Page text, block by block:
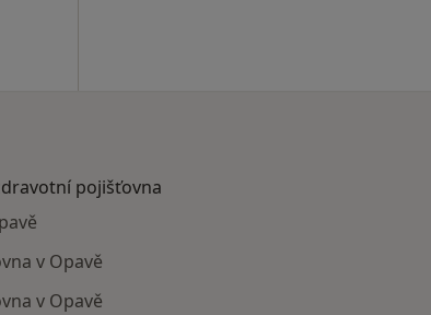
pojišťovna
v Opavě
v Opavě